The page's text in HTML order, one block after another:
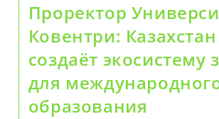
Проректор
Ковентри: Казахстан
создаёт экосистему
для
образования